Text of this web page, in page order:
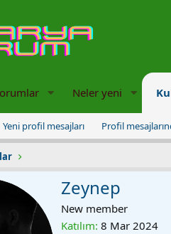
Neler yeni
Yeni profil mesajları Profil
Zeynep
New member
Katılım 8 Mar 2024